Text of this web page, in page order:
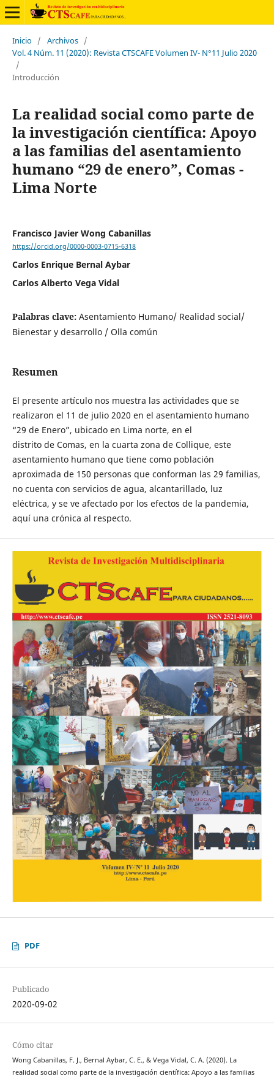
Inicio / Archivos /
Vol. 4 Núm. 11 (2020): Revista CTSCAFE Volumen IV- N°11 Julio 2020
/
Introducción
La realidad social como parte de
la investigación científica: Apoyo
a las familias del asentamiento
humano “29 de enero”, Comas -
Lima Norte
Francisco Javier Wong Cabanillas
https://orcid.org/0000-0003-0715-6318
Carlos Enrique Bernal Aybar
Carlos Alberto Vega Vidal
Palabras clave: Asentamiento Humano/ Realidad social/
Bienestar y desarrollo / Olla común
Resumen
El presente artículo nos muestra las actividades que se
realizaron el 11 de julio 2020 en el asentamiento humano
“29 de Enero”, ubicado en Lima norte, en el
distrito de Comas, en la cuarta zona de Collique, este
asentamiento humano que tiene como población
aproximada de 150 personas que conforman las 29 familias,
no cuenta con servicios de agua, alcantarillado, luz
eléctrica, y se ve afectado por los efectos de la pandemia,
aquí una crónica al respecto.
PDF
Publicado
2020-09-02
Cómo citar
Wong Cabanillas, F. J., Bernal Aybar, C. E., & Vega Vidal, C. A. (2020). La
realidad social como parte de la investigación científica: Apoyo a las familias